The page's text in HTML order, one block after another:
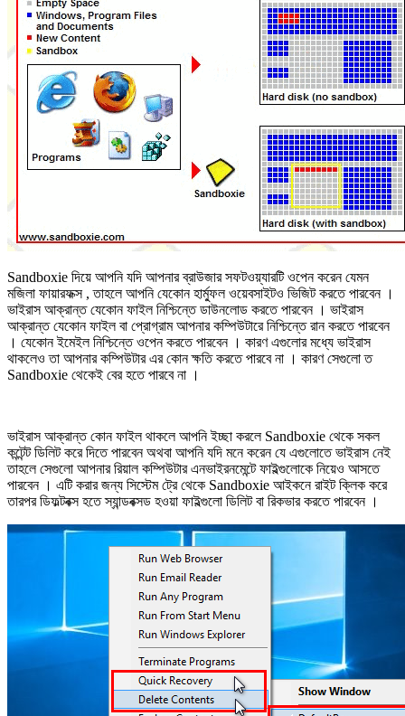
Sandboxie দিয়ে আপনি যদি আপনার ব্রাউজার সফটওয়্যারটি ওপেন করেন যেমন
মজিলা ফায়ারফক্স , তাহলে আপনি যেকোন হার্ম্ফুল ওয়েবসাইটও ভিজিট করতে পারবেন ।
ভাইরাস আক্রান্ত যেকোন ফাইল নিশ্চিন্তে ডাউনলোড করতে পারবেন । ভাইরাস
আক্রান্ত যেকোন ফাইল বা প্রোগ্রাম আপনার কম্পিউটারে নিশ্চিন্তে রান করতে পারবেন
। যেকোন ইমেইল নিশ্চিন্তে ওপেন করতে পারবেন । কারণ এগুলোর মধ্যে ভাইরাস
থাকলেও তা আপনার কম্পিউটার এর কোন ক্ষতি করতে পারবে না । কারণ সেগুলো ত
Sandboxie থেকেই বের হতে পারবে না ।
ভাইরাস আক্রান্ত কোন ফাইল থাকলে আপনি ইচ্ছা করলে Sandboxie থেকে সকল
কন্টেন্ট ডিলিট করে দিতে পারবেন অথবা আপনি যদি মনে করেন যে এগুলোতে ভাইরাস নেই
তাহলে সেগুলো আপনার রিয়াল কম্পিউটার এনভাইরনমেন্টে ফাইল্গুলোকে নিয়েও আসতে
পারবেন । এটি করার জন্য সিস্টেম ট্রে থেকে Sandboxie আইকনে রাইট ক্লিক করে
তারপর ডিফল্টবক্স হতে স্যান্ডবক্সড হওয়া ফাইল্গুলো ডিলিট বা রিকভার করতে পারবেন ।